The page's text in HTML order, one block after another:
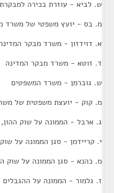
ש. לביא - עוזרת בכירה
מ. בס - יועץ משפטי של משרד
א. דוידזון - משרד מבקר
ד. זוטא - משרד מבקר המדינה
ש. גוברמן - משרד המשפטים
מ. קוק - יועצת משפטית של
ג. ארבל - הממונה על שוק
י. קריידמן - סגן הממונה על
מ. כהנא - סגן הממונה על שוק
ז. גלמור - הממונה על ההגבלים